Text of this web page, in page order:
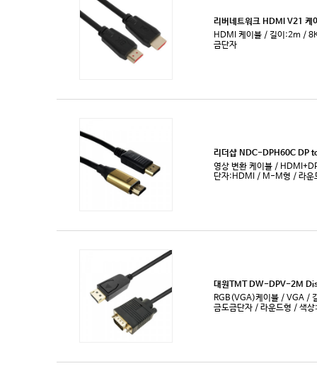
모듈러PSU 케이블
비디오 케이블
스테레오(AUX) 케이블
스피커 케이블
슬리빙 케이블